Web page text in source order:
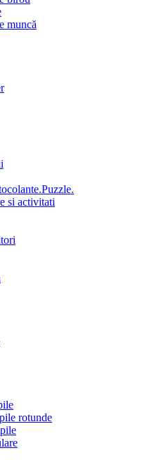
muncă
si activitati
rotunde